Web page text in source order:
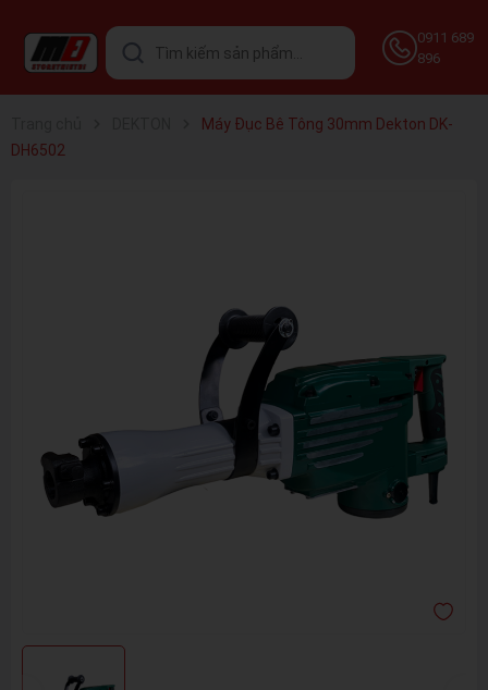
0911 689
896
Máy Đục Bê Tông 30mm Dekton DK-
DH6502